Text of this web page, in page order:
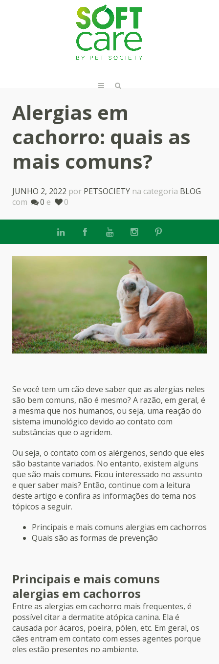
Alergias em
cachorro: quais as
mais comuns?
JUNHO 2, 2022 por PETSOCIETY na categoria BLOG
com
0 e 0
Se você tem um cão deve saber que as alergias neles
são bem comuns, não é mesmo? A razão, em geral, é
a mesma que nos humanos, ou seja, uma reação do
sistema imunológico devido ao contato com
substâncias que o agridem.
Ou seja, o contato com os alérgenos, sendo que eles
são bastante variados. No entanto, existem alguns
que são mais comuns. Ficou interessado no assunto
e quer saber mais? Então, continue com a leitura
deste artigo e confira as informações do tema nos
tópicos a seguir.
Principais e mais comuns alergias em cachorros
Quais são as formas de prevenção
Principais e mais comuns
alergias em cachorros
Entre as alergias em cachorro mais frequentes, é
possível citar a dermatite atópica canina. Ela é
causada por ácaros, poeira, pólen, etc. Em geral, os
cães entram em contato com esses agentes porque
eles estão presentes no ambiente.